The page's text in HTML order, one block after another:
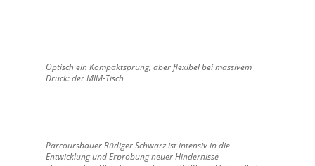
Optisch ein Kompaktsprung, aber flexibel bei massivem
Druck: der MIM-Tisch
ParcoursbauerRüdiger Schwarz ist intensiv in die
Entwicklung und Erprobung neuer Hindernisse